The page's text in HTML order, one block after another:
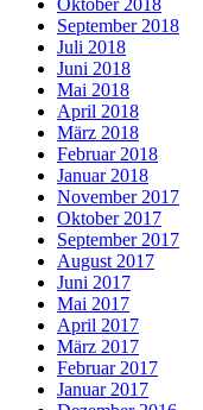
Oktober 2018
September 2018
Juli 2018
Juni 2018
Mai 2018
April 2018
März 2018
Februar 2018
Januar 2018
November 2017
Oktober 2017
September 2017
August 2017
Juni 2017
Mai 2017
April 2017
März 2017
Februar 2017
Januar 2017